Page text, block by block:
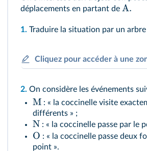
déplacements en partant de A.
1. Traduire la situation par un
Cliquez pour accéder à une
2. On considère les événements
M : « la coccinelle visite
différents » ;
N : « la coccinelle passe par le
O : « la coccinelle passe deux
point ».